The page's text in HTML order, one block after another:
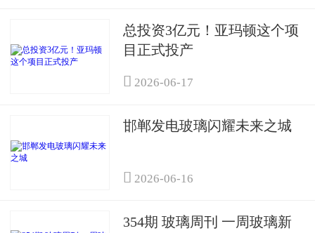
总投资3亿元！亚玛顿这个项
目正式投产
 2026-06-17
邯郸发电玻璃闪耀未来之城
 2026-06-16
354期 玻璃周刊 一周玻璃新